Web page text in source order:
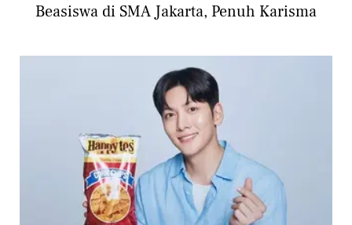
Beasiswa di SMA Jakarta, Penuh Karisma